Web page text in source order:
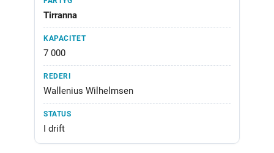
Tirranna
7 000
Wallenius Wilhelmsen
I drift